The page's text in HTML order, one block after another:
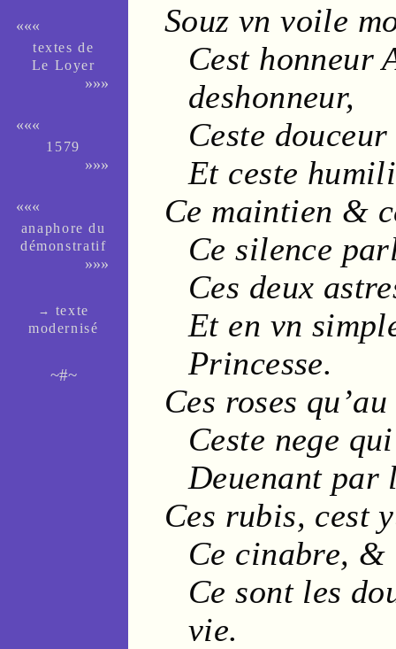
«««
textes de
Le Loyer
»»»
«««
1579
»»»
«««
ana­phore du
dé­mons­tra­tif
»»»
→ texte
moder­nisé
~#~
Souz vnvoile
Cest honneur
deshonneur,
Ceste douceur
Et ceste
Ce maintien &
Cesilence
Ces deux
Et en vn
Princesse.
Ces roses qu’au
Ceste nege
Deuenant
Ces rubis, cest
Ce cinabre, &
Ce sont les
vie.